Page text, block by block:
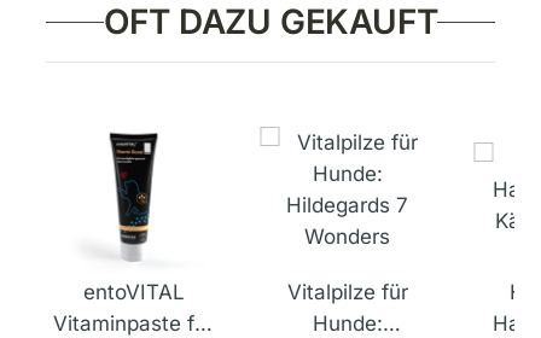
OFT DAZU GEKAUFT
entoVITAL
Vitaminpaste für
Vitalpilze für
Hunde: